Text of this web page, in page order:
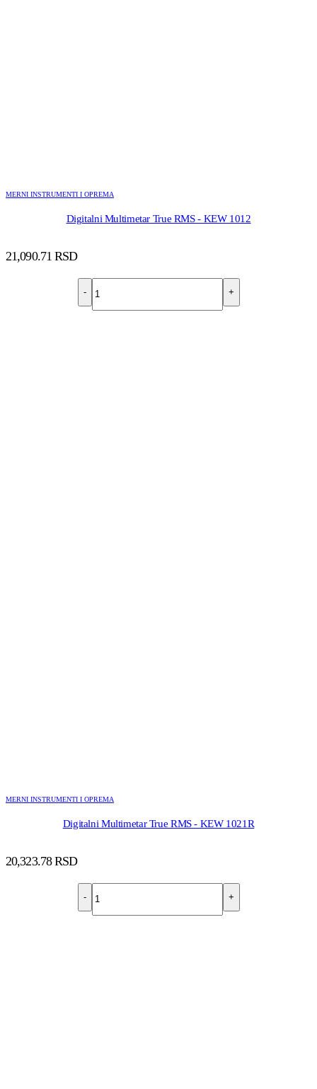
MERNI INSTRUMENTI I OPREMA
Digitalni Multimetar True RMS - KEW 1012
21,090.71 RSD
- +
MERNI INSTRUMENTI I OPREMA
Digitalni Multimetar True RMS - KEW 1021R
20,323.78RSD
- +